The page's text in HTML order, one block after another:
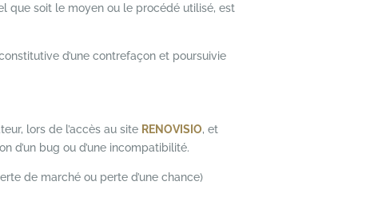
que soit le moyen ou le procédé utilisé, est
d’une contrefaçon et poursuivie
lors de l’accès au site RENOVISIO, et
d’un bug ou d’une incompatibilité.
de marché ou perte d’une chance)